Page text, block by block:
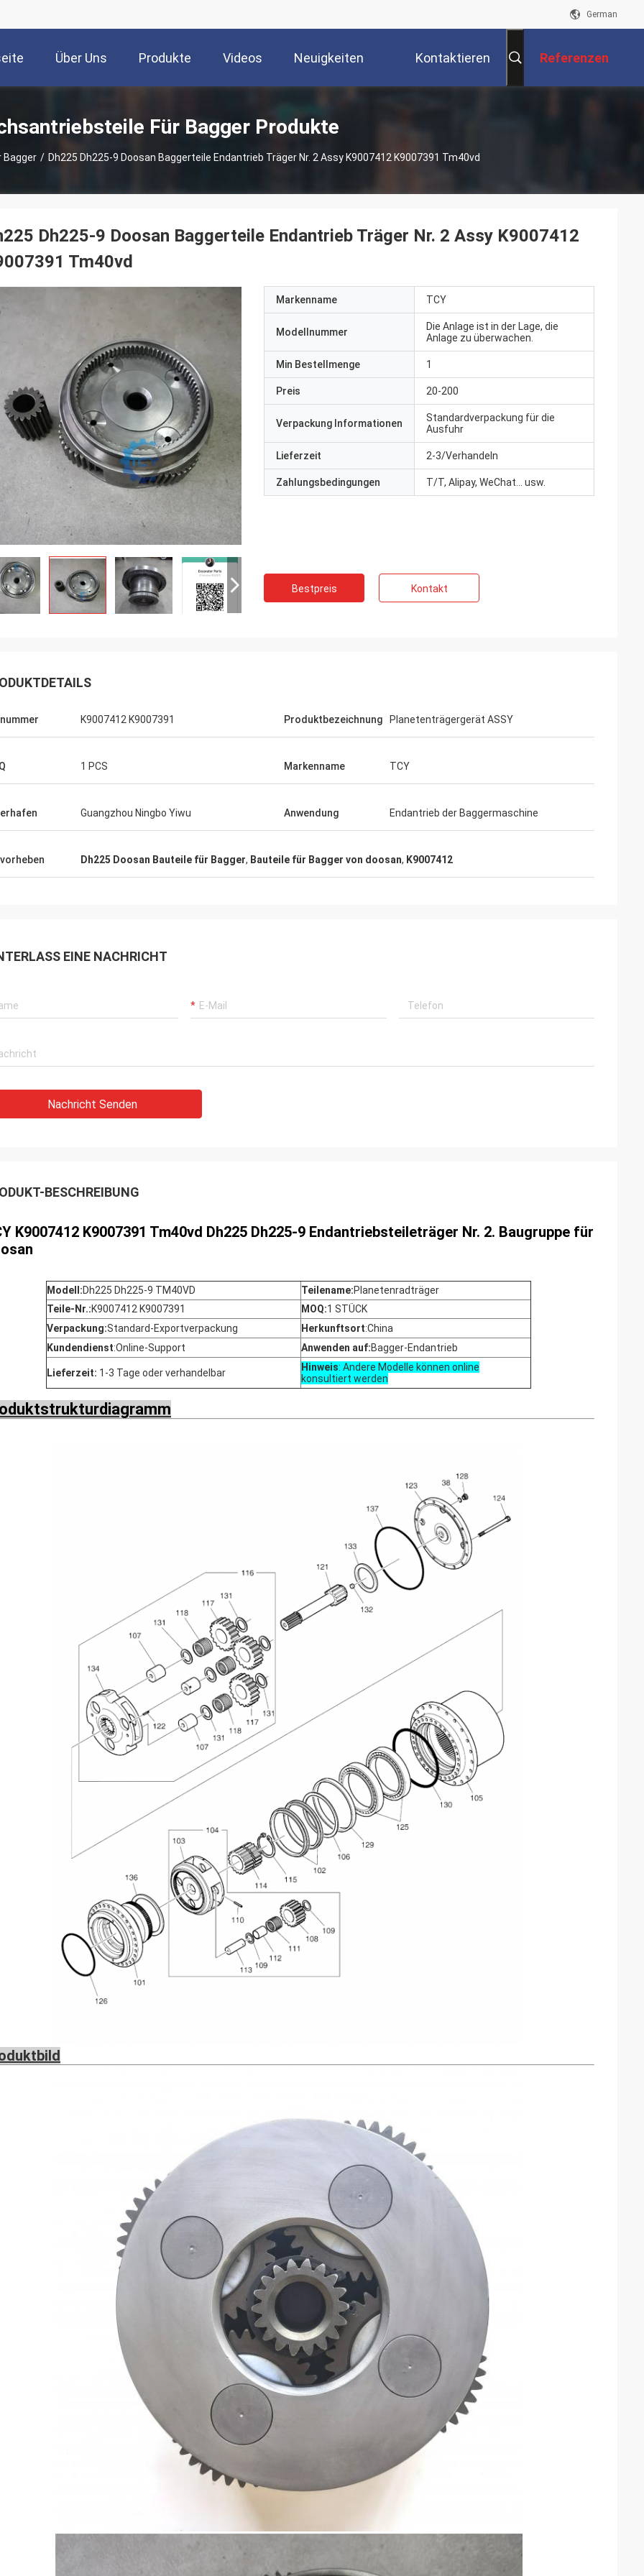
German
Über Uns Produkte Videos Neuigkeiten Kontaktieren Referenzen
Für Bagger Produkte
Bagger / Dh225 Dh225-9 Doosan Baggerteile Endantrieb Träger Nr. 2 Assy K9007412 K9007391 Tm40vd
Dh225-9 Doosan Baggerteile Endantrieb Träger Nr. 2 Assy K9007412
Tm40vd
Markenname TCY
Modellnummer
Die Anlage ist in der Lage, die
Anlage zu überwachen.
Min Bestellmenge 1
Preis 20-200
Verpackung Informationen
Standardverpackung für die
Ausfuhr
Lieferzeit 2-3/Verhandeln
Zahlungsbedingungen T/T, Alipay, WeChat... usw.
Bestpreis Kontakt
K9007412 K9007391 Produktbezeichnung Planetenträgergerät ASSY
1 PCS Markenname TCY
Guangzhou Ningbo Yiwu Anwendung Endantrieb der Baggermaschine
Dh225 Doosan Bauteile für Bagger, Bauteile für Bagger von doosan, K9007412
EINE NACHRICHT
Nachricht Senden
BESCHREIBUNG
K9007412 K9007391​ Tm40vd Dh225 Dh225-9 Endantriebsteileträger Nr. 2. Baugruppe für
Modell:Dh225 Dh225-9 TM40VD Teilename:Planetenradträger
Teile-Nr.:K9007412 K9007391 MOQ:1 STÜCK
Verpackung:Standard-Exportverpackung Herkunftsort:China
Kundendienst:Online-Support Anwenden auf:Bagger-Endantrieb
Lieferzeit: 1-3 Tage oder verhandelbar Hinweis: Andere Modelle können online
konsultiert werden
Good day, what product are you looking